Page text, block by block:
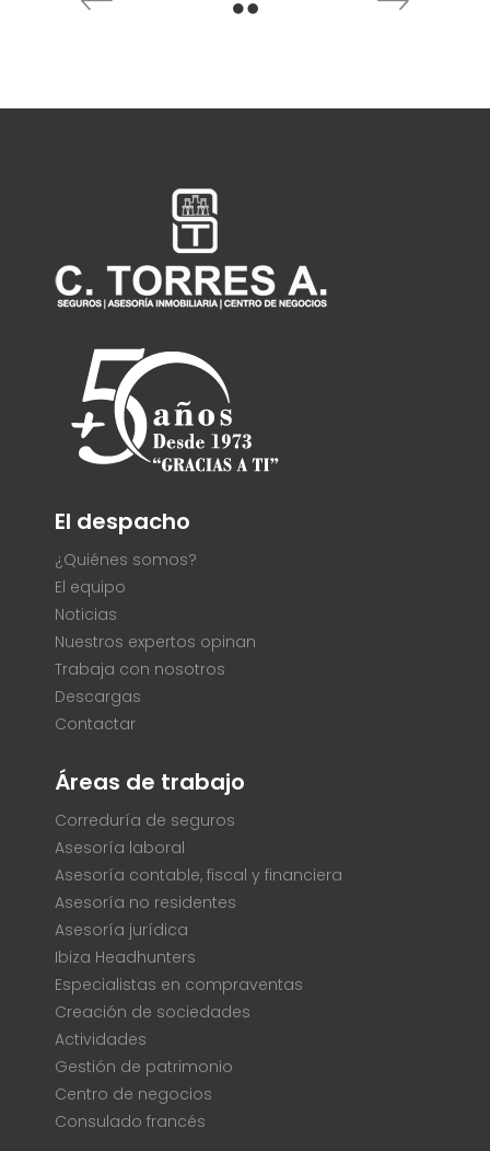
El despacho
¿Quiénes somos?
El equipo
Noticias
Nuestros expertos opinan
Trabaja con nosotros
Descargas
Contactar
Áreas de trabajo
Correduría de seguros
Asesoría laboral
Asesoría contable, fiscal y financiera
Asesoría no residentes
Asesoría jurídica
Ibiza Headhunters
Especialistas en compraventas
Creación de sociedades
Actividades
Gestión de patrimonio
Centro de negocios
Consulado francés